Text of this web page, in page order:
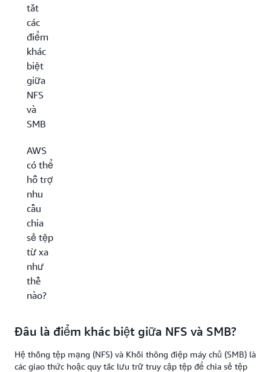
tắt
các
điểm
khác
biệt
giữa
NFS
và
SMB
AWS
có thể
hỗ trợ
nhu
cầu
chia
sẻ tệp
từ xa
như
thế
nào?
Đâu là điểm khác biệt giữa NFS và SMB?
Hệ thống tệp mạng (NFS) và Khối thông điệp máy chủ (SMB) là
các giao thức hoặc quy tắc lưu trữ truy cập tệp để chia sẻ tệp